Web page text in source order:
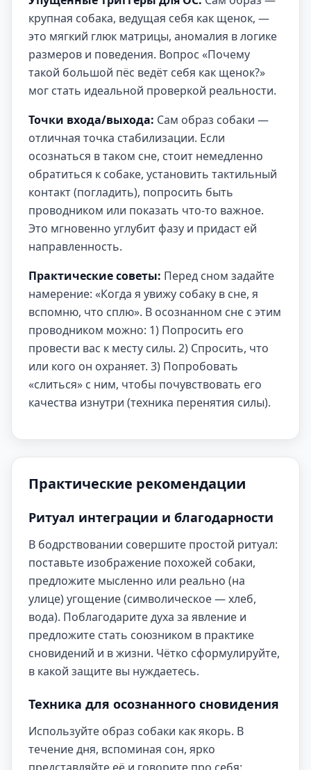
крупная собака, ведущая себя как щенок, —
это мягкий глюк матрицы, аномалия в логике
размеров и поведения. Вопрос «Почему
такой большой пёс ведёт себя как щенок?»
мог стать идеальной проверкой реальности.
Точки входа/выхода: Сам образ собаки —
отличная точка стабилизации. Если
осознаться в таком сне, стоит немедленно
обратиться к собаке, установить тактильный
контакт (погладить), попросить быть
проводником или показать что-то важное.
Это мгновенно углубит фазу и придаст ей
направленность.
Практические советы: Перед сном задайте
намерение: «Когда я увижу собаку в сне, я
вспомню, что сплю». В осознанном сне с этим
проводником можно: 1) Попросить его
провести вас к месту силы. 2) Спросить, что
или кого он охраняет. 3) Попробовать
«слиться» с ним, чтобы почувствовать его
качества изнутри (техника перенятия силы).
Практические рекомендации
Ритуал интеграции и благодарности
В бодрствовании совершите простой ритуал:
поставьте изображение похожей собаки,
предложите мысленно или реально (на
улице) угощение (символическое — хлеб,
вода). Поблагодарите духа за явление и
предложите стать союзником в практике
сновидений и в жизни. Чётко сформулируйте,
в какой защите вы нуждаетесь.
Техника для осознанного сновидения
Используйте образ собаки как якорь. В
течение дня, вспоминая сон, ярко